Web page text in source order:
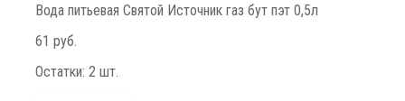
Вода питьевая Святой Источник газ бут пэт 0,5л
61 руб.
Остатки: 2 шт.